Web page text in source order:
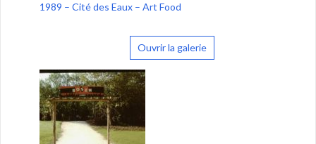
1989 – Cité des Eaux – Art Food
Ouvrir la galerie